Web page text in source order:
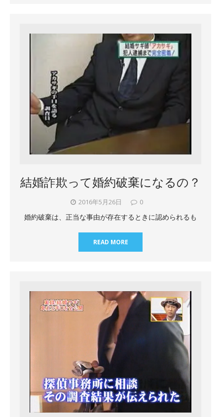
結婚詐欺って婚約破棄になるの？
2016年5月26日 0
婚約破棄は、正当な事由が存在するときに認められるも
READ MORE